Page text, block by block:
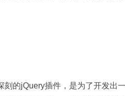
的jQuery插件，是为了开发出